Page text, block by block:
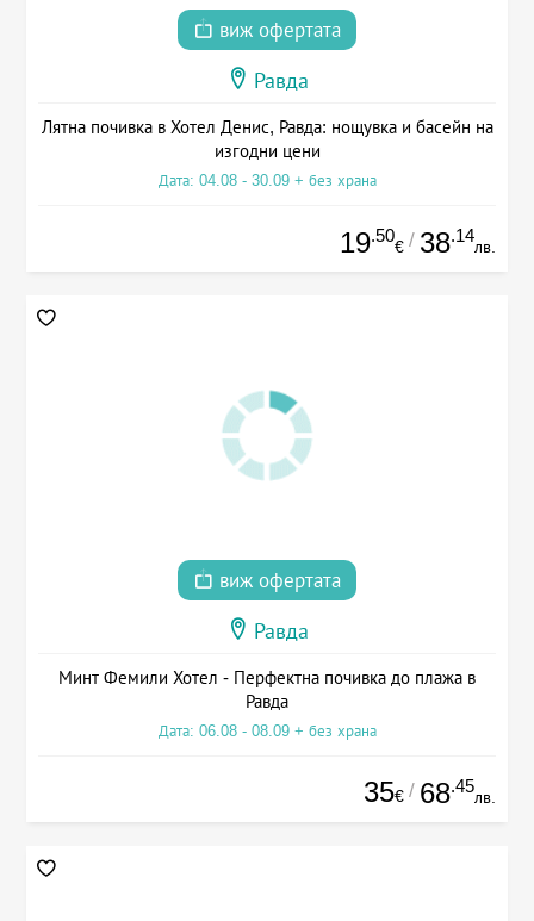
виж офертата
Равда
Лятна почивка в Хотел Денис, Равда: нощувка и басейн на
изгодни цени
Дата: 04.08 - 30.09 + без храна
19.50
€ / 38.14
лв.
виж офертата
Равда
Минт Фемили Хотел - Перфектна почивка до плажа в
Равда
Дата: 06.08 - 08.09 + без храна
35€ / 68.45
лв.